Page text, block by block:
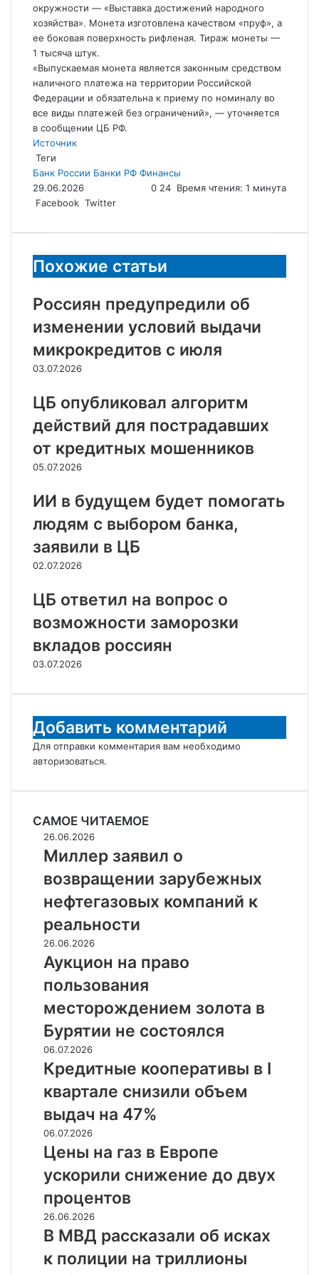
окружности — «Выставка достижений народного
хозяйства». Монета изготовлена качеством «пруф», а
ее боковая поверхность рифленая. Тираж монеты —
1 тысяча штук.
«Выпускаемая монета является законным средством
наличного платежа на территории Российской
Федерации и обязательна к приему по номиналу во
все виды платежей без ограничений», — уточняется
в сообщении ЦБ РФ.
Источник
Теги
Банк России Банки РФ Финансы
29.06.2026
0 24 Время чтения: 1 минута
Facebook Twitter
электронную
Похожие статьи
Россиян предупредили об
изменении условий выдачи
микрокредитов с июля
03.07.2026
ЦБ опубликовал алгоритм
действий для пострадавших
от кредитных мошенников
05.07.2026
ИИ в будущем будет помогать
людям с выбором банка,
заявили в ЦБ
02.07.2026
ЦБ ответил на вопрос о
возможности заморозки
вкладов россиян
03.07.2026
Добавить комментарий
Для отправки комментария вам необходимо
авторизоваться.
САМОЕ ЧИТАЕМОЕ
Миллер
заявил
возвращении
зарубежных
нефтегазовых
компаний
к
реальности
26.06.2026
Миллер заявил о
возвращении зарубежных
нефтегазовых компаний к
реальности
Аукцион
на
право
пользования
месторождением
золота
в
Бурятии
не
состоялся
26.06.2026
Аукцион на право
пользования
месторождением золота в
Бурятии не состоялся
Кредитные
кооперативы
квартале
снизили
объем
выдач
на
47%
06.07.2026
Кредитные кооперативы в I
квартале снизили объем
выдач на 47%
Цены
на
газ
в
Европе
ускорили
снижение
до
двух
процентов
06.07.2026
Цены на газ в Европе
ускорили снижение до двух
процентов
В
МВД
рассказали
об
26.06.2026
В МВД рассказали об исках
к полиции на триллионы